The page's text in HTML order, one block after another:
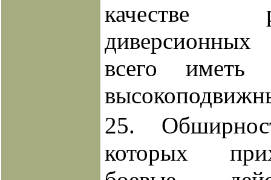
качестве
всего иметь
25.
которых